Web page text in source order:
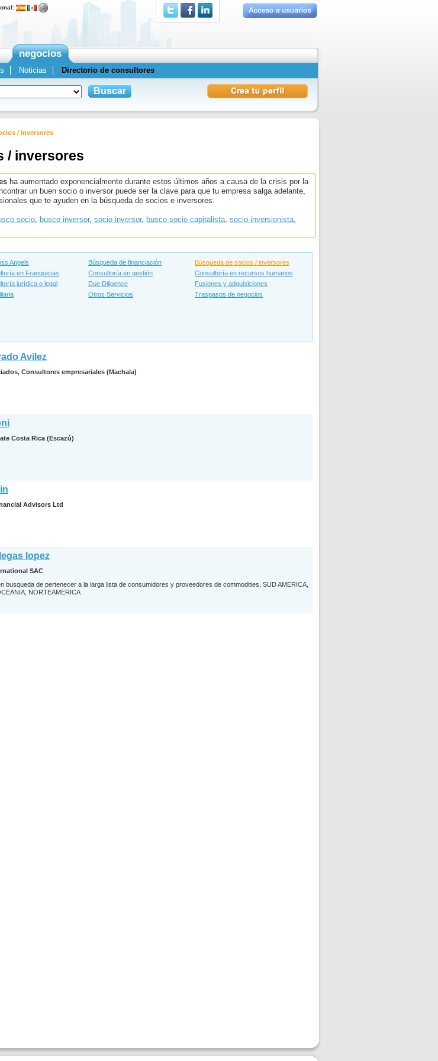
negocios
Noticias Directorio de consultores
/ inversores
/ inversores
ha aumentado exponencialmente durante estos últimos años a causa de la crisis por la
un buen socio o inversor puede ser la clave para que tu empresa salga adelante,
que te ayuden en la búsqueda de socios e inversores.
socio, busco inversor, socio inversor, busco socio capitalista, socio inversionista,
Angels Búsqueda de financiación
Búsqueda de socios / inversores
en Franquicias Consultoría en gestión
Consultoría en recursos humanos
jurídica o legal Due Diligence
Fusiones y adquisiciones
Otros Servicios
Traspasos de negocios
Avilez
Consultores empresariales (Machala)
Costa Rica (Escazú)
Advisors Ltd
lopez
SAC
busqueda de pertenecer a la larga lista de consumidores y proveedores de commodities, SUD AMERICA,
NORTEAMERICA